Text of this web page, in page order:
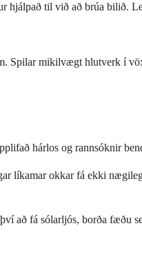
til við að brúa bilið.
mikilvægt hlutverk í
hárlos og rannsóknir
líkamar okkar fá ekki
að fá sólarljós, borða